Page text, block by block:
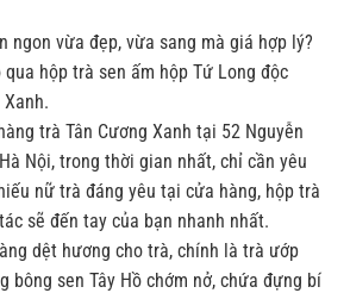
ngon vừa đẹp, vừa sang mà giá hợp lý?
hộp trà sen ấm hộp Tứ Long độc
trà Tân Cương Xanh tại 52 Nguyễn
Nội, trong thời gian nhất, chỉ cần yêu
nữ trà đáng yêu tại cửa hàng, hộp trà
sẽ đến tay của bạn nhanh nhất.
dệt hương cho trà, chính là trà ướp
bông sen Tây Hồ chớm nở, chứa đựng bí